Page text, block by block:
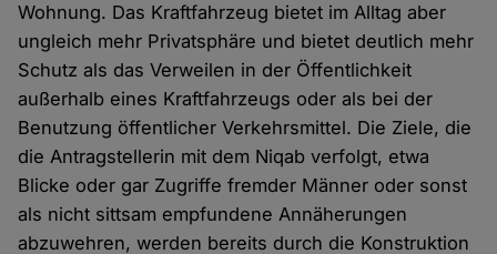
Wohnung. Das Kraftfahrzeug bietet im Alltag aber
ungleich mehr Privatsphäre und bietet deutlich mehr
Schutz als das Verweilen in der Öffentlichkeit
außerhalb eines Kraftfahrzeugs oder als bei der
Benutzung öffentlicher Verkehrsmittel. Die Ziele, die
die Antragstellerin mit dem Niqab verfolgt, etwa
Blicke oder gar Zugriffe fremder Männer oder sonst
als nicht sittsam empfundene Annäherungen
abzuwehren, werden bereits durch die Konstruktion